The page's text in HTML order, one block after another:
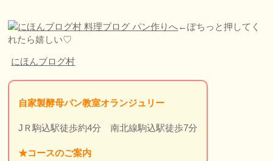
←ぽちっと押してく
れたら嬉しい♡
にほんブログ村
自家製酵母パン教室オランジュリー
JＲ駒込駅徒歩約4分 南北線駒込駅徒歩7分
★コースのご案内